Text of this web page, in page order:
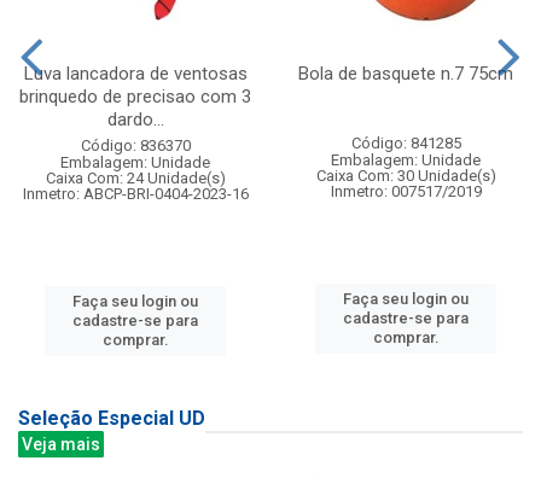
Luva lancadora de ventosas
brinquedo de precisao com 3
dardo...
Código: 836370
Embalagem: Unidade
Caixa Com: 24 Unidade(s)
Inmetro: ABCP-BRI-0404-2023-16
Faça seu login ou
cadastre-se para
comprar.
Bola de basquete n.7 75cm
Código: 841285
Embalagem: Unidade
Caixa Com: 30 Unidade(s)
Inmetro: 007517/2019
Faça seu login ou
cadastre-se para
comprar.
Seleção Especial UD
Veja mais